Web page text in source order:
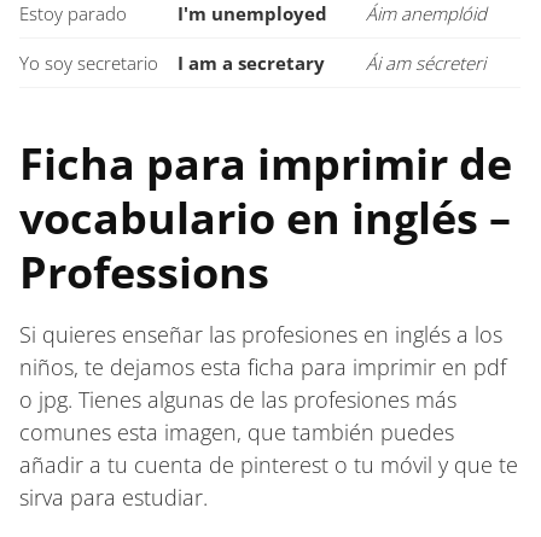
Estoy parado I'm unemployed Áim anemplóid
Yo soy secretario I am a secretary Ái am sécreteri
Ficha para imprimir de
vocabulario en inglés –
Professions
Si quieres enseñar las profesiones en inglés a los
niños, te dejamos esta ficha para imprimir en pdf
o jpg. Tienes algunas de las profesiones más
comunes esta imagen, que también puedes
añadir a tu cuenta de pinterest o tu móvil y que te
sirva para estudiar.